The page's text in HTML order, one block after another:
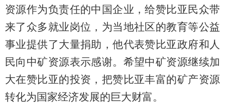
资源作为负责任的中国企业，给赞比亚民众带
来了众多就业岗位，为当地社区的教育等公益
事业提供了大量捐助，他代表赞比亚政府和人
民向中矿资源表示感谢。希望中矿资源继续加
大在赞比亚的投资，把赞比亚丰富的矿产资源
转化为国家经济发展的巨大财富。